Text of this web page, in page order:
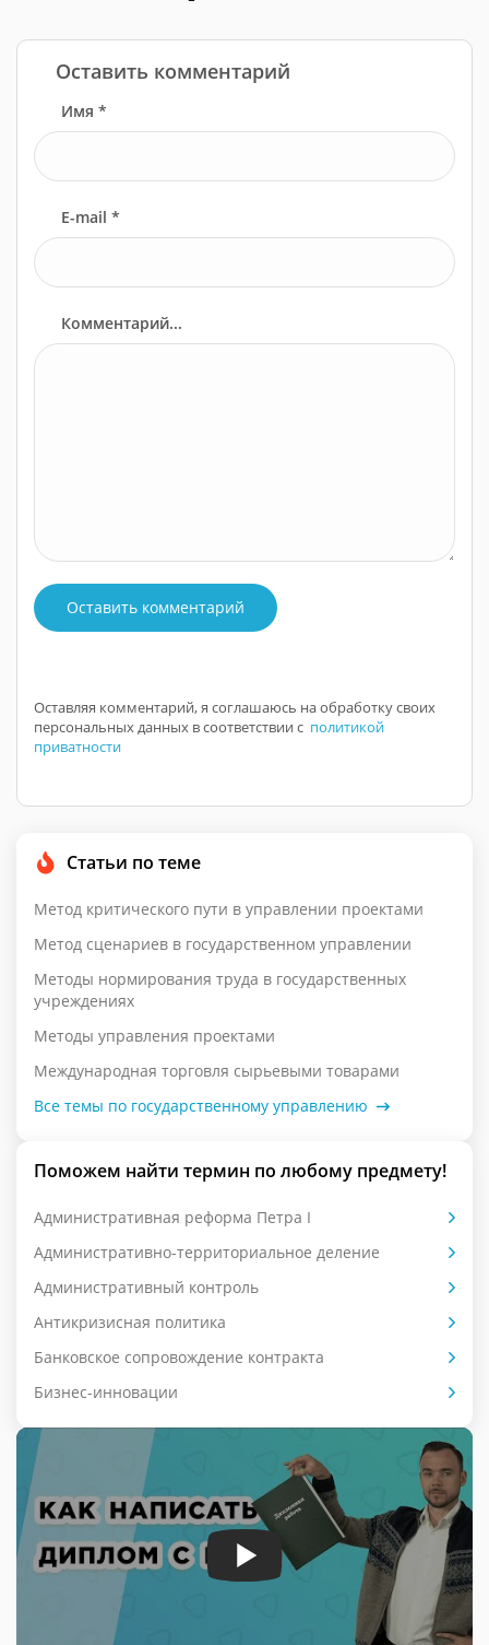
Оставить комментарий
Имя *
E-mail *
Комментарий...
Оставить комментарий
Оставляя комментарий, я соглашаюсь на обработку своих
персональных данных в соответствии с политикой
приватности
Статьи по теме
Метод критического пути в управлении проектами
Метод сценариев в государственном управлении
Методы нормирования труда в государственных
учреждениях
Методы управления проектами
Международная торговля сырьевыми товарами
Все темы по государственному управлению
Поможем найти термин по любому предмету!
Административная реформа Петра I
Административно-территориальное деление
Административный контроль
Антикризисная политика
Банковское сопровождение контракта
Бизнес-инновации